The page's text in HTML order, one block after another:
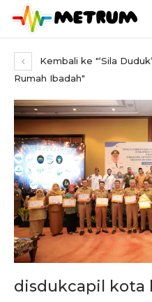
Kembali ke "‘Sila
Rumah Ibadah"
disdukcapil kota